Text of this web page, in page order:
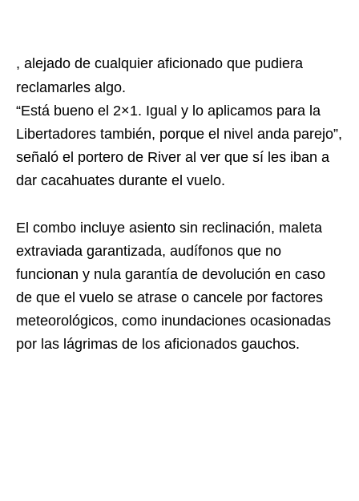
, alejado de cualquier aficionado que pudiera
reclamarles algo.
“Está bueno el 2×1. Igual y lo aplicamos para la
Libertadores también, porque el nivel anda parejo”,
señaló el portero de River al ver que sí les iban a
dar cacahuates durante el vuelo.
El combo incluye asiento sin reclinación, maleta
extraviada garantizada, audífonos que no
funcionan y nula garantía de devolución en caso
de que el vuelo se atrase o cancele por factores
meteorológicos, como inundaciones ocasionadas
por las lágrimas de los aficionados gauchos.